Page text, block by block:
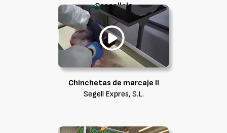
Coscollola
Coscollola Cial, S.L.
Chinchetas de marcaje II
Segell Expres, S.L.